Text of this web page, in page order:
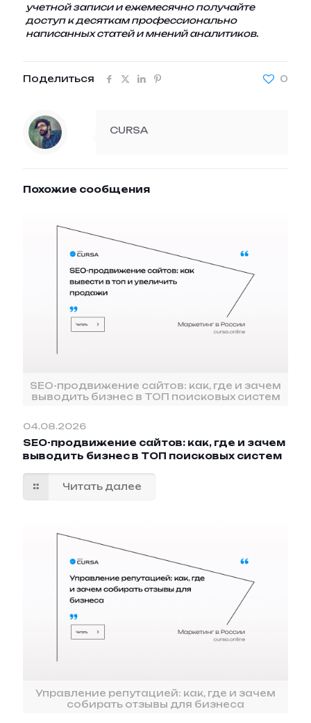
учетной записии ежемесячно получайте
доступ к десяткам профессионально
написанных статей и мнений аналитиков.
Поделиться 0
CURSA
Похожие сообщения
SEO-продвижение сайтов: как, где и зачем
выводить бизнес в ТОП поисковых систем
04.08.2026
SEO-продвижение сайтов: как, где и зачем
выводить бизнес в ТОП поисковых систем
Читать далее
Управление репутацией: как, где и зачем
собирать отзывы для бизнеса